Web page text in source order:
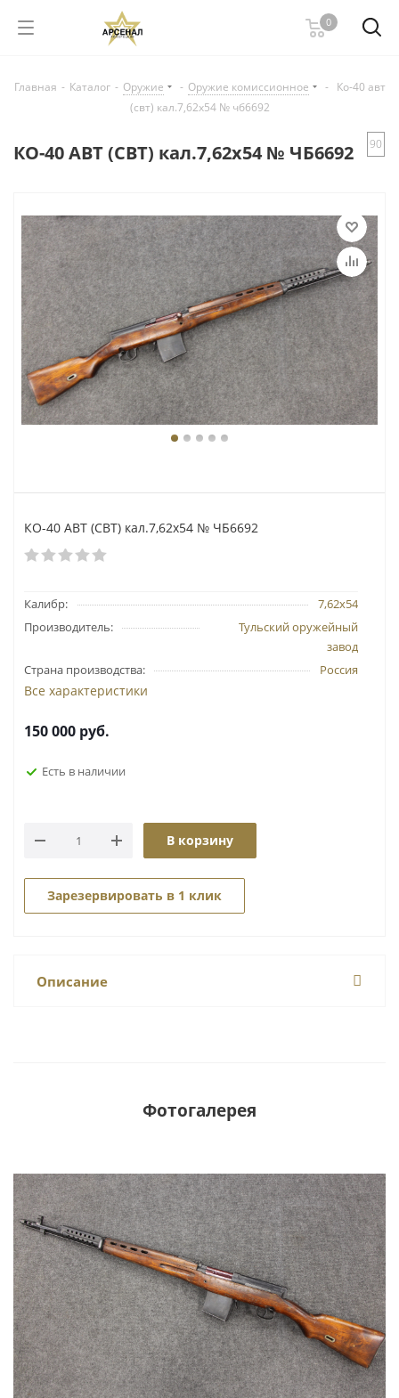
0
Главная - Каталог - Оружие - Оружие комиссионное -
Ко-40 авт
(свт) кал.7,62x54 № чб6692
КО-40 АВТ (СВТ) кал.7,62x54 № ЧБ6692 90
КО-40 АВТ (СВТ) кал.7,62x54 № ЧБ6692
Калибр:
7,62х54
Производитель:
Тульский оружейный
завод
Страна производства:
Россия
Все характеристики
150 000 руб.
Есть в наличии
В корзину
Зарезервировать в 1 клик
Описание
Фотогалерея